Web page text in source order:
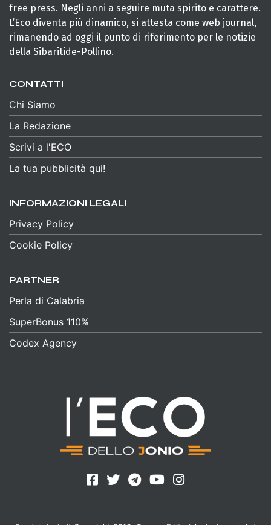
free press. Negli anni a seguire muta spirito e carattere.
L’Eco diventa più dinamico, si attesta come web journal,
rimanendo ad oggi il punto di riferimento per le notizie
della Sibaritide-Pollino.
CONTATTI
Chi Siamo
La Redazione
Scrivi a l'ECO
La tua pubblicità qui!
INFORMAZIONI LEGALI
Privacy Policy
Cookie Policy
PARTNER
Perla di Calabria
SuperBonus 110%
Codex Agency